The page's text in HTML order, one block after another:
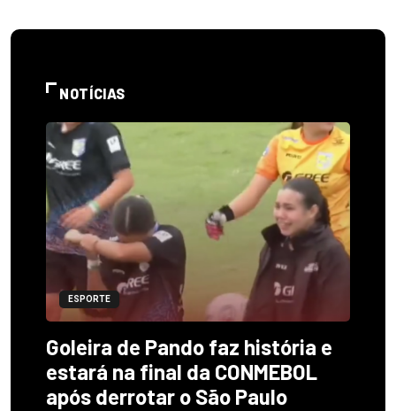
NOTÍCIAS
ESPORTE
Goleira de Pando faz história e
estará na final da CONMEBOL
após derrotar o São Paulo